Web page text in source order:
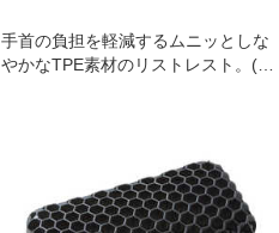
手首の負担を軽減するムニッとしな
やかなTPE素材のリストレスト。(マ